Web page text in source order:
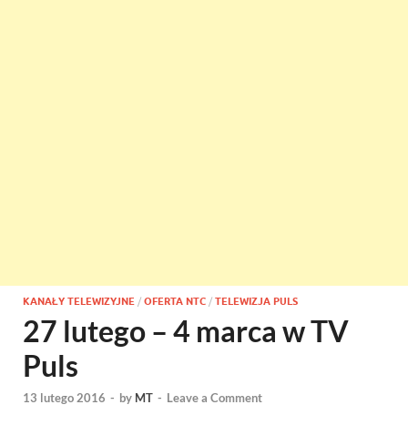
KANAŁY TELEWIZYJNE / OFERTA NTC / TELEWIZJA PULS
27 lutego – 4 marca w TV
Puls
13 lutego 2016 - by MT - Leave a Comment